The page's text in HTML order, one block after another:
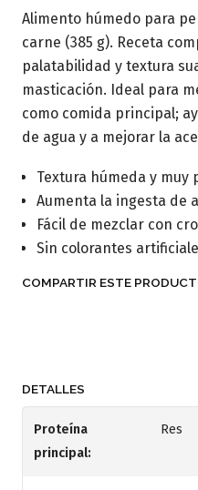
Alimento húmedo para
carne (385 g). Receta
palatabilidad y textura
masticación. Ideal para
como comida principal;
de agua y a mejorar la
Textura húmeda y muy
Aumenta la ingesta de
Fácil de mezclar con
Sin colorantes
COMPARTIR ESTE
DETALLES
Proteína
principal:
Res